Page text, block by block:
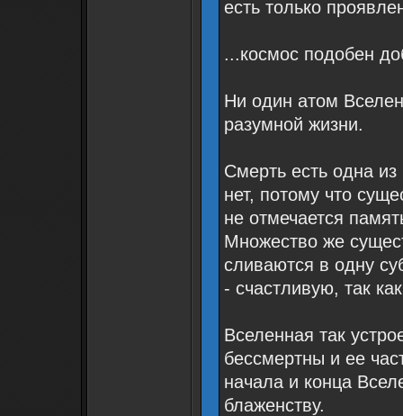
есть только
...космос подобен
Ни один атом
разумной жизни.
Смерть есть одна
нет, потому что
не отмечается
Множество же
сливаются в одну
- счастливую, так
Вселенная так
бессмертны и ее
начала и конца
блаженству.